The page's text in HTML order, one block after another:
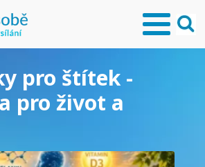
pro štítek -
pro život a